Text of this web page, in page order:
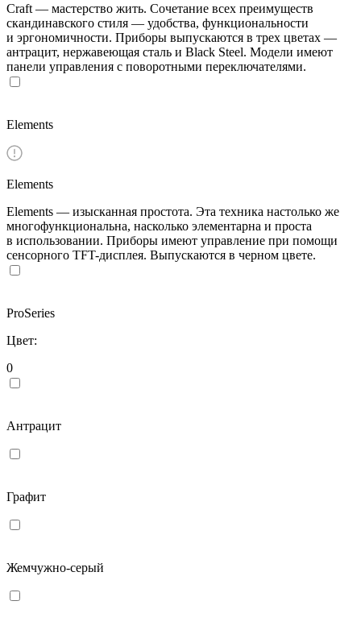
Craft — мастерство жить. Сочетание всех преимуществ
скандинавского стиля — удобства, функциональности
и эргономичности. Приборы выпускаются в трех цветах —
антрацит, нержавеющая сталь и Black Steel. Модели имеют
панели управления с поворотными переключателями.
Elements
Elements
Elements — изысканная простота. Эта техника настолько же
многофункциональна, насколько элементарна и проста
в использовании. Приборы имеют управление при помощи
сенсорного TFT-дисплея. Выпускаются в черном цвете.
ProSeries
Цвет:
0
Антрацит
Графит
Жемчужно-серый